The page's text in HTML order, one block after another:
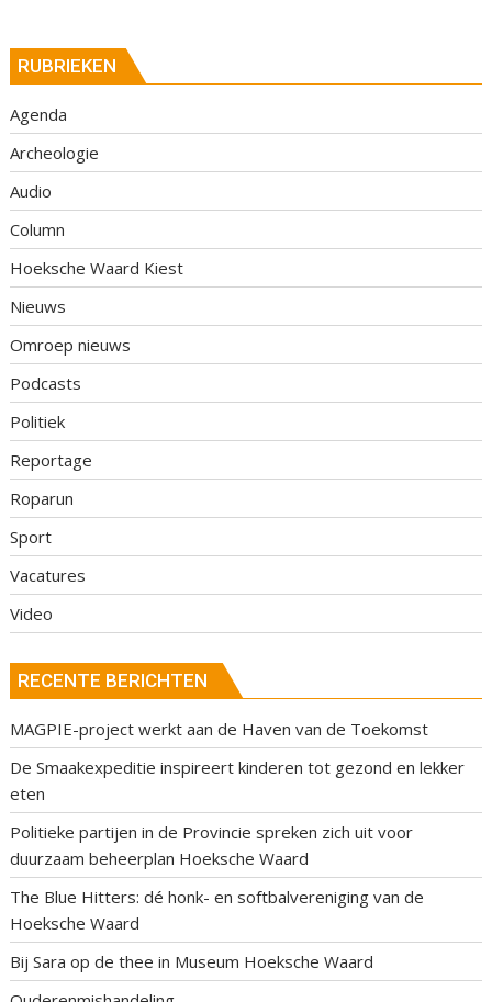
RUBRIEKEN
Agenda
Archeologie
Audio
Column
Hoeksche Waard Kiest
Nieuws
Omroep nieuws
Podcasts
Politiek
Reportage
Roparun
Sport
Vacatures
Video
RECENTE BERICHTEN
MAGPIE-project werkt aan de Haven van de Toekomst
De Smaakexpeditie inspireert kinderen tot gezond en lekker
eten
Politieke partijen in de Provincie spreken zich uit voor
duurzaam beheerplan Hoeksche Waard
The Blue Hitters: dé honk- en softbalvereniging van de
Hoeksche Waard
Bij Sara op de thee in Museum Hoeksche Waard